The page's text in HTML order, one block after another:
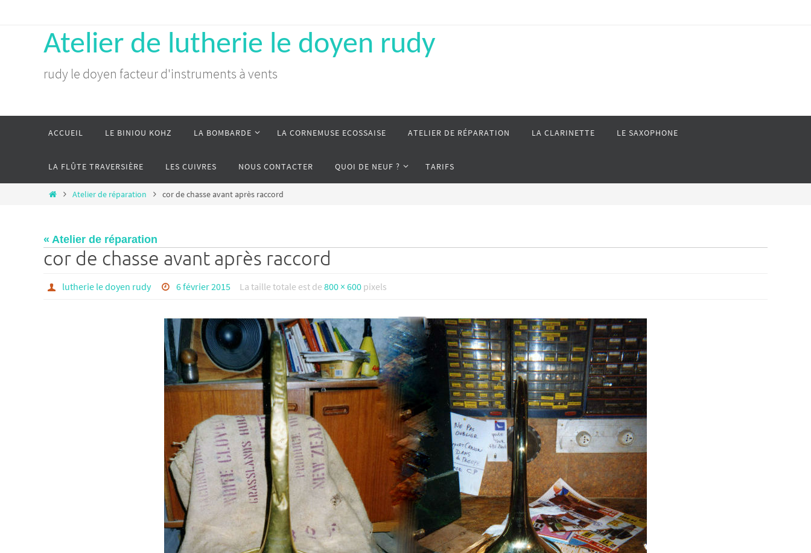
Atelier de lutherie le doyen rudy
rudy le doyen facteur d'instruments à vents
ACCUEIL LE BINIOU KOHZ LA BOMBARDE LA CORNEMUSE ECOSSAISE ATELIER DE RÉPARATION LA CLARINETTE LE SAXOPHONE
LA FLÛTE TRAVERSIÈRE LES CUIVRES NOUS CONTACTER QUOI DE NEUF ? TARIFS
Atelier de réparation cor de chasse avant après raccord
« Atelier de réparation
cor de chasse avant après raccord
lutherie le doyen rudy 6 février 2015 La taille totale est de800 × 600 pixels